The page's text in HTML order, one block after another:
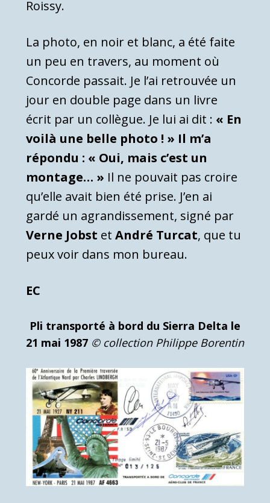
Roissy.
La photo, en noir et blanc, a été faite
un peu en travers, au moment où
Concorde passait. Je l’ai retrouvée un
jour en double page dans un livre
écrit par un collègue. Je lui ai dit : « En
voilà une belle photo ! » Il m’a
répondu : « Oui, mais c’est un
montage… » Il ne pouvait pas croire
qu’elle avait bien été prise. J’en ai
gardé un agrandissement, signé par
Verne Jobst et André Turcat, que tu
peux voir dans mon bureau.
EC
Pli transporté à bord du Sierra Delta le
21 mai 1987 © collection Philippe Borentin